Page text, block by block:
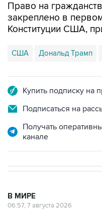
Право на
закреплено в
Конституции США,
США Дональд Трамп
Купить подписку на
Подписаться на
Получать
канале
В МИРЕ
06:57, 7 августа 2026